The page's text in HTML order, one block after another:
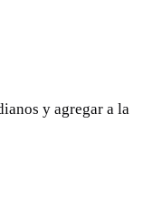
y agregar a la